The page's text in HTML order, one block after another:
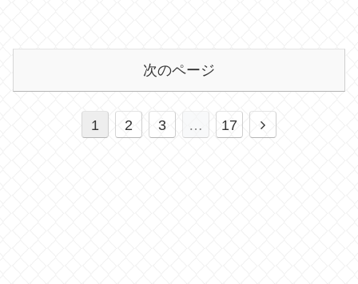
次のページ
1 2 3 … 17